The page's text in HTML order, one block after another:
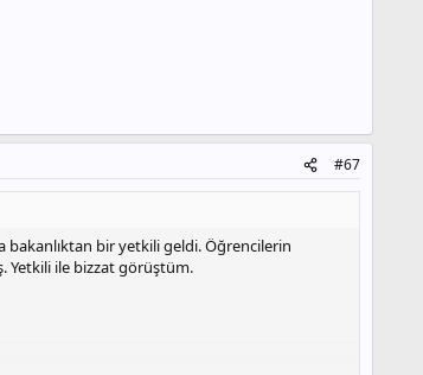
#67
bakanlıktan bir yetkili geldi. Öğrencilerin
Yetkili ile bizzat görüştüm.